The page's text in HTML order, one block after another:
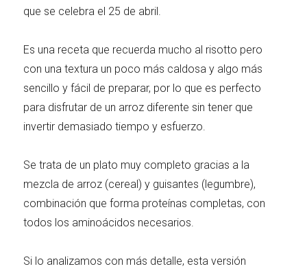
La salsa ideal Los imprescindibles
Días de fiesta Cocina de invierno
con calabaza
que se celebra el 25 de abril.
Es una receta que recuerda mucho al risotto pero
con una textura un poco más caldosa y algo más
sencillo y fácil de preparar, por lo que es perfecto
para disfrutar de un arroz diferente sin tener que
invertir demasiado tiempo y esfuerzo.
Se trata de un plato muy completo gracias a la
mezcla de arroz (cereal) y guisantes (legumbre),
combinación que forma proteínas completas, con
todos los aminoácidos necesarios.
Si lo analizamos con más detalle, esta versión